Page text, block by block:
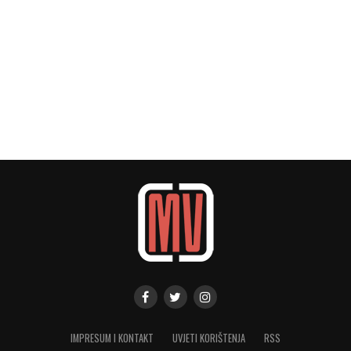
IMPRESUM I KONTAKT UVJETI KORIŠTENJA RSS